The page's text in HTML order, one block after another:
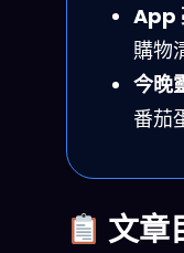
App
購物
今晚
番茄
文章